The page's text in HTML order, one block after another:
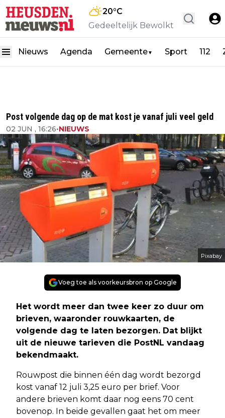
20°C
Gedeeltelijk Bewolkt
Nieuws Agenda Gemeente▼ Sport 112
Post volgende dag op de mat kost je vanaf juli veel geld
02 JUN , 16:26•NIEUWS
Pixabay
Voeg toe als voorkeursbron op Google
Het wordt meer dan twee keer zo duur om
brieven, waaronder rouwkaarten, de
volgende dag te laten bezorgen. Dat blijkt
uit de nieuwe tarieven die PostNL vandaag
bekendmaakt.
Rouwpost die binnen één dag wordt bezorgd
kost vanaf 12 juli 3,25 euro per brief. Voor
andere brieven komt daar nog eens 70 cent
bovenop. In beide gevallen gaat het om meer